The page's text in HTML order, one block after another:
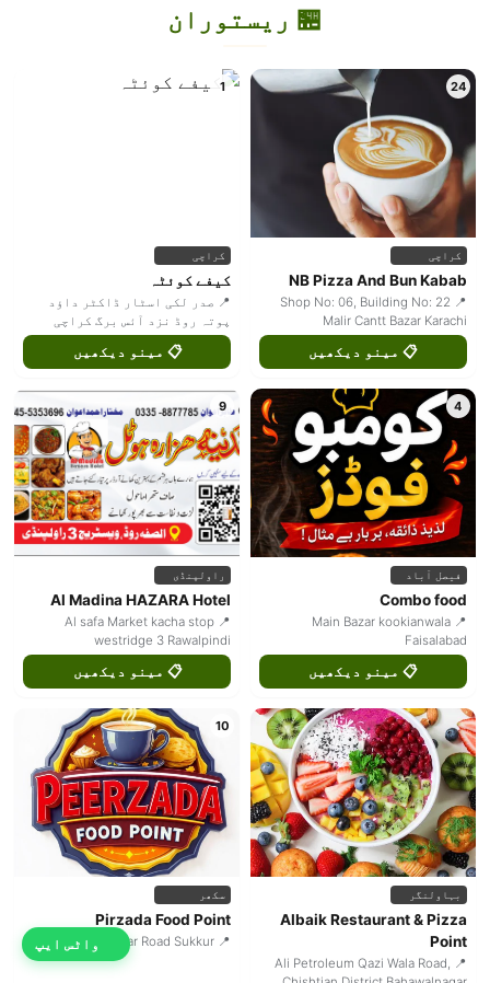
🏪 ریستوران
24
کراچی
NB Pizza And Bun Kabab
📍 Shop No: 06, Building No: 22
Malir Cantt Bazar Karachi
📋 مینو دیکھیں
1
کراچی
کیفے کوئٹہ
📍 صدر لکی اسٹار ڈاکٹر داؤد
پوتہ روڈ نزد آئس برگ کراچی
📋 مینو دیکھیں
4
فیصل آباد
Combo food
📍 Main Bazar kookianwala
Faisalabad
📋 مینو دیکھیں
9
راولپنڈی
Al Madina HAZARA Hotel
📍 Al safa Market kacha stop
westridge 3 Rawalpindi
📋 مینو دیکھیں
بہاولنگر
Albaik Restaurant & Pizza
Point
📍 Ali Petroleum Qazi Wala Road,
10
سکھر
Pirzada Food Point
📍 Waretar Road Sukkur واٹس ایپ